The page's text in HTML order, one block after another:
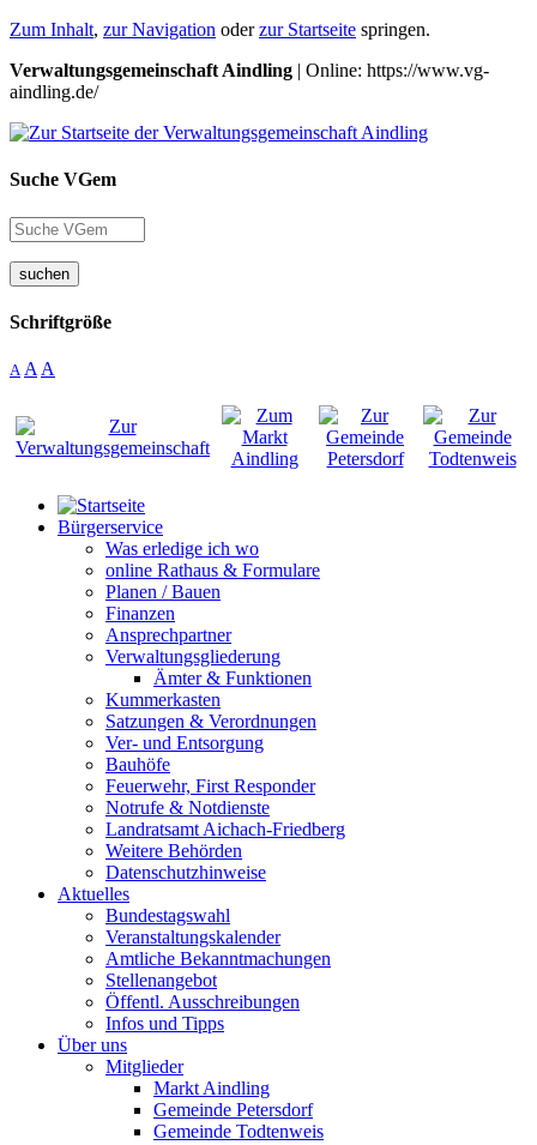
Zum Inhalt, zur Navigation oderzur Startseite springen.
Verwaltungsgemeinschaft Aindling | Online: https://www.vg-
aindling.de/
Suche VGem
suchen
Schriftgröße
A A A
Bürgerservice
Was erledige ich wo
online Rathaus & Formulare
Planen / Bauen
Finanzen
Ansprechpartner
Verwaltungsgliederung
Ämter & Funktionen
Kummerkasten
Satzungen & Verordnungen
Ver- und Entsorgung
Bauhöfe
Feuerwehr, First Responder
Notrufe & Notdienste
Landratsamt Aichach-Friedberg
Weitere Behörden
Datenschutzhinweise
Aktuelles
Bundestagswahl
Veranstaltungskalender
Amtliche Bekanntmachungen
Stellenangebot
Öffentl. Ausschreibungen
Infos und Tipps
Über uns
Mitglieder
Markt Aindling
Gemeinde Petersdorf
Gemeinde Todtenweis